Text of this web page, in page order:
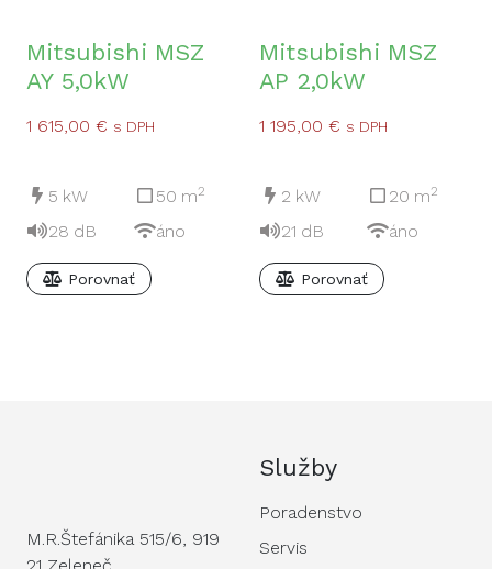
Mitsubishi MSZ
AY 5,0kW
1 615,00 € s DPH
5 kW 50 m2
28 dB áno
Porovnať
Mitsubishi MSZ
AP 2,0kW
1 195,00 € s DPH
2 kW 20 m2
21 dB áno
Porovnať
M.R.Štefánika 515/6, 919
Služby
Poradenstvo
Servis